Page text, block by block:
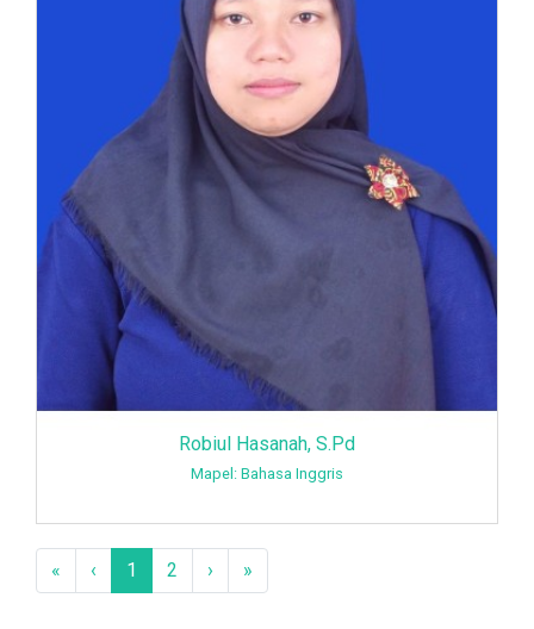
Robiul Hasanah, S.Pd
Mapel: Bahasa Inggris
« ‹ 1 2 › »